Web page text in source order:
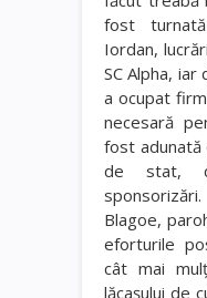
fost
Iordan,
SC Alpha,
a ocupat
necesară
fost adunată
de stat,
Blagoe,
eforturile
cât mai
lăcaşului de